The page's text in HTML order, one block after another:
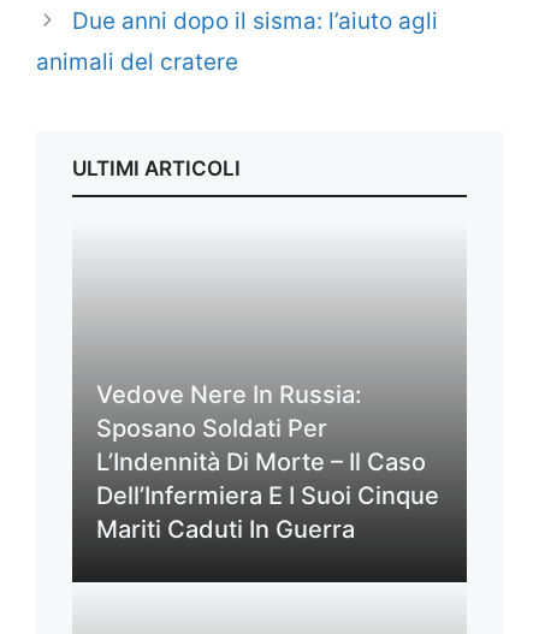
Due anni dopo il sisma: l’aiuto agli
animali del cratere
ULTIMI ARTICOLI
Vedove Nere In Russia:
Sposano Soldati Per
L’Indennità Di Morte – Il Caso
Dell’Infermiera E I Suoi Cinque
Mariti Caduti In Guerra